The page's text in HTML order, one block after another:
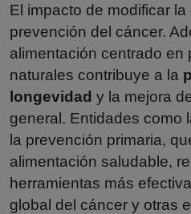
El impacto de modificar
prevención del cáncer.
alimentación centrado en
naturales contribuye a la
longevidad y la mejora
general. Entidades como
la prevención primaria,
alimentación saludable,
herramientas más
global del cáncer y otras